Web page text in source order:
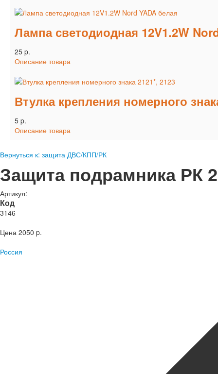
Лампа светодиодная 12V1.2W
25 p.
Описание товара
Втулка крепления номерного
5 p.
Описание товара
Вернуться к: защита ДВС/КПП/РК
Защита подрамника РК
Артикул:
Код
3146
Цена 2050 p.
Россия